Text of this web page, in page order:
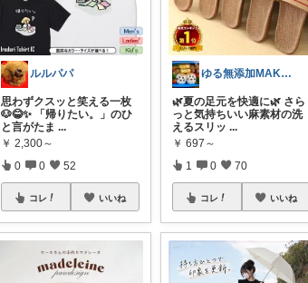
ルルパパ
思わずクスッと笑える一枚
🐶😂✨ 「帰りたい。」のひ
と言がたま ...
￥ 2,300～
0 0 52
コレ いいね
ゆる無添加MAKO🍚療養中🍅
🌿夏の足元を快適に🌿 さら
っと気持ちいい麻素材の洗
えるスリッ ...
￥ 697～
1 0 70
コレ いいね